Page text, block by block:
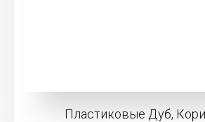
Пластиковые Дуб,